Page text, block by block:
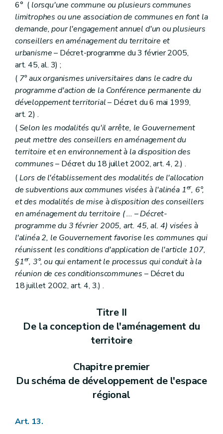
Art. 259/3
Chapitre III
De l'exécution de l'article 34, alinéa 2
Art. 260
Art. 261
Chapitre IV Des actes et travaux dispensés du permis d'urbanisme, de l'avis conforme du fonctionnaire délégué ou du concours d'un architecte
Art. 262
Art. 263
Art. 264
Art. 265
Chapitre IV bis
Des arbres et des haies remarquables
Art. 266
Art. 267
Art. 269
Art. 270
Chapitre IVter
De la liste des modifications d'utilisation de bâtiments subordonnées à permis
Art. 271
Chapitre IVquater
Du boisement subordonné à permis
Chapitre V
Des fonctionnaires délégués pour l'application des articles 42, 43, 45, 48 et 50 à 55 (lire articles 84, 89, 99, 107 à 109, 115, 116, 118 et 127)
Art. 272
Art. 273
Chapitre VI (De la liste des personnes de droit public et des actes et travaux d'utilité publique pour laquelle les permis d'urbanisme et de lotir sont délivrés par le Gouvernement ou le fonctionnaire délégué (
Art. 274
Art. 274 bis
Art. 275 et 276
Art. 277 et 278
Chapitre VIbis
(Des conditions dans lesquelles une personne physique ou morale ou une association de personnes physiques peut être chargée de l'élaboration, de la révision ou de la modification des plans d'aménagement, des schémas et des règlements d'urbanisme
Art. 279
Art. 280
Art. 281
Art. 282
Art. 283/3
Art. 283/4
De la composition du dossier de demande de permis de bâtir
Art. 284
Art. 285
Art. 286
Du dossier des demandes de permis de démolir
6° ( lorsqu'une commune ou plusieurs communes
limitrophes ou une association de communes en font la
demande, pour l'engagement annuel d'un ou plusieurs
conseillers en aménagement du territoire et
urbanisme– Décret-programme du 3 février 2005,
art. 45, al. 3) ;
( 7° aux organismes universitaires dans le cadre du
programme d'action de la Conférence permanente du
développement territorial– Décret du 6 mai 1999,
art. 2) .
(Selon les modalités qu'il arrête, le Gouvernement
peut mettre des conseillers en aménagement du
territoire et en environnement à la disposition des
communes– Décret du 18 juillet 2002, art. 4, 2.) .
(Lors de l'établissement des modalités de l'allocation
de subventions aux communes visées à l'alinéa 1er, 6°,
et des modalités de mise à disposition des conseillers
en aménagement du territoire (... – Décret-
programme du 3 février 2005, art. 45, al. 4) visées à
l'alinéa 2, le Gouvernement favorise les communes qui
réunissent les conditions d'application de l'article 107,
§1er, 3°, ou qui entament le processus qui conduit à la
réunion de ces conditionscommunes – Décret du
18 juillet 2002, art. 4, 3.) .
Titre II
De la conception de l'aménagement du
territoire
Chapitre premier
Du schéma de développement de l'espace
régional
Art. 13.